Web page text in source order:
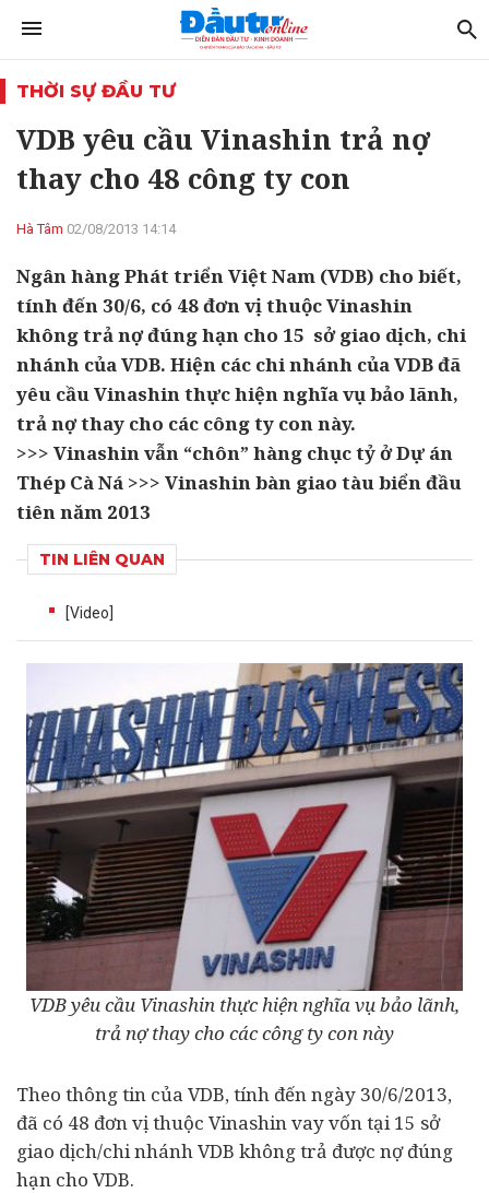
THỜI SỰ ĐẦU TƯ
VDB yêu cầu Vinashin trả nợ
thay cho 48 công ty con
Hà Tâm 02/08/2013 14:14
Ngân hàng Phát triển Việt Nam (VDB) cho biết,
tính đến 30/6, có 48 đơn vị thuộc Vinashin
không trả nợ đúng hạn cho 15 sở giao dịch, chi
nhánh của VDB. Hiện các chi nhánh của VDB đã
yêu cầu Vinashin thực hiện nghĩa vụ bảo lãnh,
trả nợ thay cho các công ty con này.
>>> Vinashin vẫn “chôn” hàng chục tỷ ở Dự án
Thép Cà Ná >>> Vinashin bàn giao tàu biển đầu
tiên năm 2013
TIN LIÊN QUAN
[Video]
VDB yêu cầu Vinashin thực hiện nghĩa vụ bảo lãnh,
trả nợ thay cho các công ty con này
Theo thông tin của VDB, tính đến ngày 30/6/2013,
đã có 48 đơn vị thuộc Vinashin vay vốn tại 15 sở
giao dịch/chi nhánh VDB không trả được nợ đúng
hạn cho VDB.